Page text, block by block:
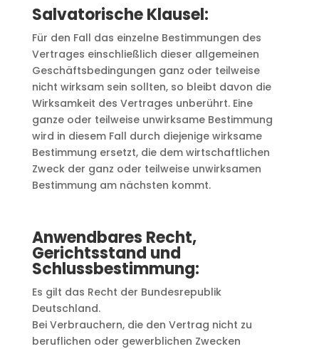
Salvatorische Klausel:
Für den Fall das einzelne Bestimmungen des
Vertrages einschließlich dieser allgemeinen
Geschäftsbedingungen ganz oder teilweise
nicht wirksam sein sollten, so bleibt davon die
Wirksamkeit des Vertrages unberührt. Eine
ganze oder teilweise unwirksame Bestimmung
wird in diesem Fall durch diejenige wirksame
Bestimmung ersetzt, die dem wirtschaftlichen
Zweck der ganz oder teilweise unwirksamen
Bestimmung am nächsten kommt.
Anwendbares Recht,
Gerichtsstand und
Schlussbestimmung:
Es gilt das Recht der Bundesrepublik
Deutschland.
Bei Verbrauchern, die den Vertrag nicht zu
beruflichen oder gewerblichen Zwecken